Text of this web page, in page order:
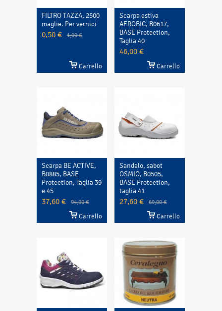
FILTRO TAZZA, 2500
maglie. Per vernici
0,50 € 1,00 €
Carrello
Scarpa estiva
AEROBIC, B0617,
BASE Protection,
Taglia 40
46,00 €
Carrello
Scarpa BE ACTIVE,
B0885, BASE
Protection, Taglia 39
e 45
37,60 € 94,00 €
Carrello
Sandalo, sabot
OSMIO, B0505,
BASE Protection,
taglia 41
27,60 € 69,00 €
Carrello